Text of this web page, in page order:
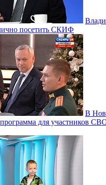
посетить СКИФ
В
программа для участников